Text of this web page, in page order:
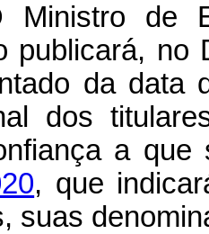
de
publicará,
da data
dos
a
, que
suas